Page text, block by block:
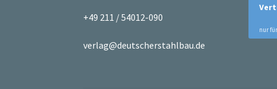
+49 211 / 54012-090
verlag@deutscherstahlbau.de